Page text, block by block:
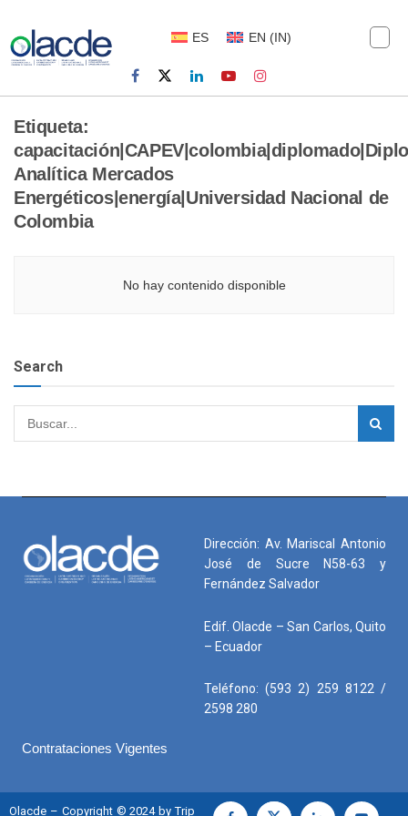
ES EN (IN)
Etiqueta:
Analítica Mercados
Energéticos|energía|Universidad Nacional de
Colombia
No hay contenido disponible
Search
Dirección: Av. Mariscal Antonio
José de Sucre N58-63 y
Fernández Salvador
Edif. Olacde – San Carlos, Quito
– Ecuador
Teléfono: (593 2) 259 8122 /
2598 280
Contrataciones Vigentes
Olacde – Copyright © 2024 by Trip